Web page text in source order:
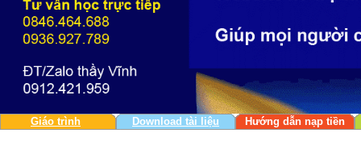
Giáo trình Download tài liệu Hướng dẫn nạp tiền